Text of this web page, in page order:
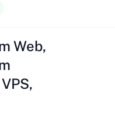
Web,